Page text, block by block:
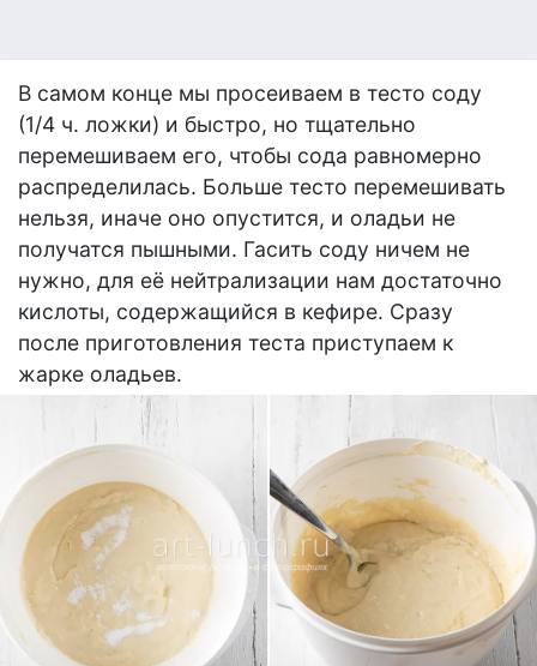
В самом конце мы просеиваем в тесто соду
(1/4 ч. ложки) и быстро, но тщательно
перемешиваем его, чтобы сода равномерно
распределилась. Больше тесто перемешивать
нельзя, иначе оно опустится, и оладьи не
получатся пышными. Гасить соду ничем не
нужно, для её нейтрализации нам достаточно
кислоты, содержащийся в кефире. Сразу
после приготовления теста приступаем к
жарке оладьев.